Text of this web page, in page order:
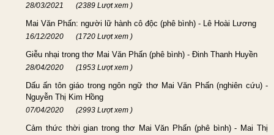
28/03/2021 (2389 Lượt xem )
Mai Văn Phấn: người lữ hành cô độc (phê bình) - Lê Hoài Lương
16/12/2020 (1720 Lượt xem )
Giễu nhại trong thơ Mai Văn Phấn (phê bình) - Đinh Thanh Huyền
28/04/2020 (1953 Lượt xem )
Dấu ấn tôn giáo trong ngôn ngữ thơ Mai Văn Phấn (nghiên cứu) -
Nguyễn Thị Kim Hồng
07/04/2020 (2993 Lượt xem )
Cảm thức thời gian trong thơ Mai Văn Phấn (phê bình) - Mai Thị